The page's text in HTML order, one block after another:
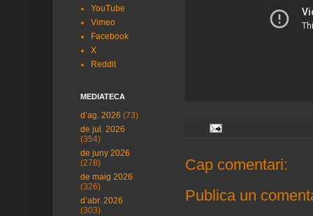
Cap comentari:
Publica un
YouTube
Vimeo
Facebook
X
Reddit
MEDIATECA
d’ag. 2026 (73)
de jul. 2026
(354)
de juny 2026
(278)
de maig 2026
(326)
d’abr. 2026
(303)